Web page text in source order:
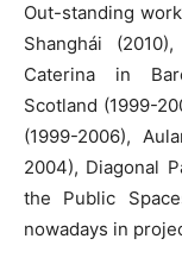
Out-standing
Shanghái
Caterina in
Scotland (1999-
(1999-2006),
2004), Diagonal
the Public
nowadays in